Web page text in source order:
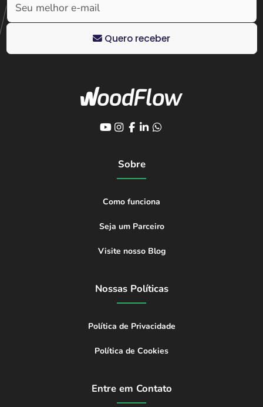
Quero receber
Sobre
Como funciona
Seja um Parceiro
Visite nosso Blog
Nossas Políticas
Política de Privacidade
Política de Cookies
Entre em Contato